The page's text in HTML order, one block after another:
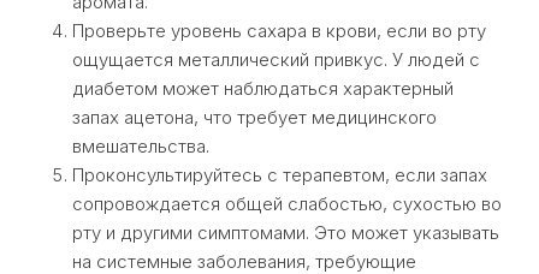
Проверьте уровень сахара в крови, если во рту
ощущается металлический привкус. У людей с
диабетом может наблюдаться характерный
запах ацетона, что требует медицинского
вмешательства.
Проконсультируйтесь с терапевтом, если запах
сопровождается общей слабостью, сухостью во
рту и другими симптомами. Это может указывать
на системные заболевания, требующие